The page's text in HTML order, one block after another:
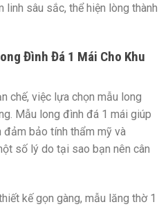
linh sâu sắc, thể hiện lòng thành
Đình Đá 1 Mái Cho Khu
chế, việc lựa chọn mẫu long
Mẫu long đình đá 1 mái giúp
đảm bảo tính thẩm mỹ và
số lý do tại sao bạn nên cân
kế gọn gàng, mẫu lăng thờ 1